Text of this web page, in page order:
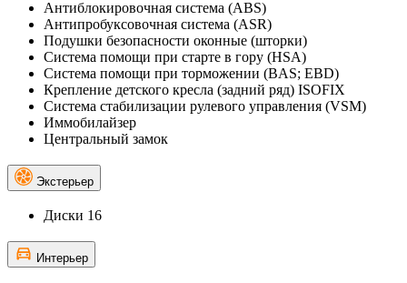
Антиблокировочная система (ABS)
Антипробуксовочная система (ASR)
Подушки безопасности оконные (шторки)
Система помощи при старте в гору (HSA)
Система помощи при торможении (BAS; EBD)
Крепление детского кресла (задний ряд) ISOFIX
Система стабилизации рулевого управления (VSM)
Иммобилайзер
Центральный замок
Экстерьер
Диски 16
Интерьер